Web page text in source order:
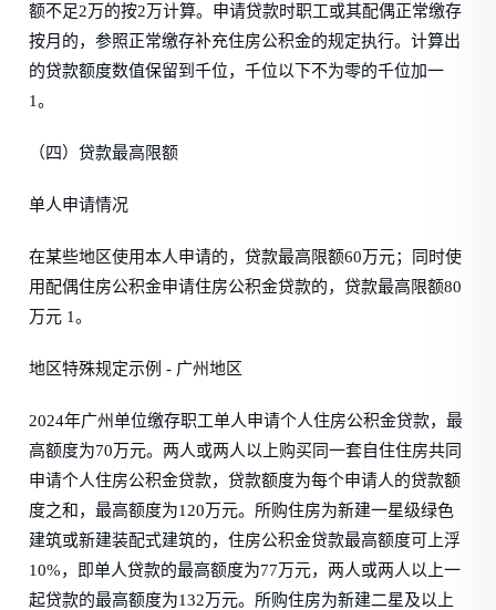
额不足2万的按2万计算。申请贷款时职工或其配偶正常缴存
按月的，参照正常缴存补充住房公积金的规定执行。计算出
的贷款额度数值保留到千位，千位以下不为零的千位加一
1。
（四）贷款最高限额
单人申请情况
在某些地区使用本人申请的，贷款最高限额60万元；同时使
用配偶住房公积金申请住房公积金贷款的，贷款最高限额80
万元 1。
地区特殊规定示例 - 广州地区
2024年广州单位缴存职工单人申请个人住房公积金贷款，最
高额度为70万元。两人或两人以上购买同一套自住住房共同
申请个人住房公积金贷款，贷款额度为每个申请人的贷款额
度之和，最高额度为120万元。所购住房为新建一星级绿色
建筑或新建装配式建筑的，住房公积金贷款最高额度可上浮
10%，即单人贷款的最高额度为77万元，两人或两人以上一
起贷款的最高额度为132万元。所购住房为新建二星及以上